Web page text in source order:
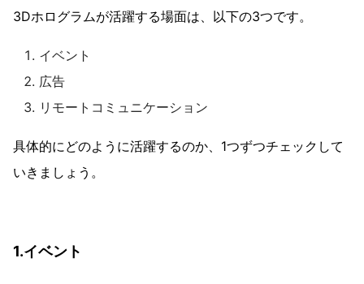
3Dホログラムが活躍する場面は、以下の3つです。
イベント
広告
リモートコミュニケーション
具体的にどのように活躍するのか、1つずつチェックして
いきましょう。
1.イベント